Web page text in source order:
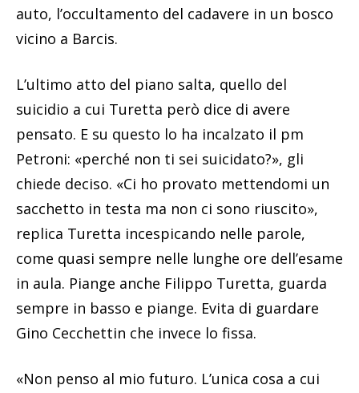
auto, l’occultamento del cadavere in un bosco
vicino a Barcis.
L’ultimo atto del piano salta, quello del
suicidio a cui Turetta però dice di avere
pensato. E su questo lo ha incalzato il pm
Petroni: «perché non ti sei suicidato?», gli
chiede deciso. «Ci ho provato mettendomi un
sacchetto in testa ma non ci sono riuscito»,
replica Turetta incespicando nelle parole,
come quasi sempre nelle lunghe ore dell’esame
in aula. Piange anche Filippo Turetta, guarda
sempre in basso e piange. Evita di guardare
Gino Cecchettin che invece lo fissa.
«Non penso al mio futuro. L’unica cosa a cui